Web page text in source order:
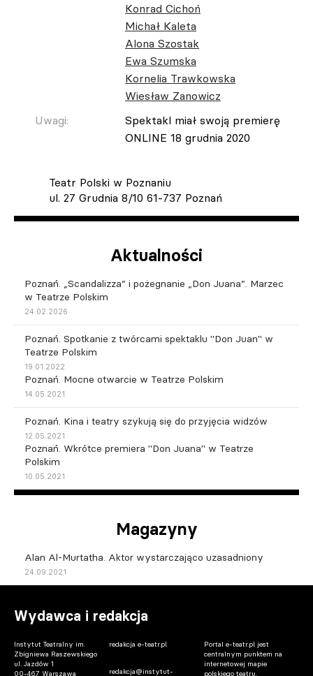
Konrad Cichoń
Michał Kaleta
Alona Szostak
Ewa Szumska
Kornelia Trawkowska
Wiesław Zanowicz
Uwagi:
Spektakl miał swoją premierę
ONLINE 18 grudnia 2020
Teatr Polski w Poznaniu
ul. 27 Grudnia 8/10 61-737 Poznań
Aktualności
Poznań. „Scandalizza” i pożegnanie „Don Juana”. Marzec
w Teatrze Polskim
24.02.2026
Poznań. Spotkanie z twórcami spektaklu "Don Juan" w
Teatrze Polskim
19.01.2022
Poznań. Mocne otwarcie w Teatrze Polskim
14.05.2021
Poznań. Kina i teatry szykują się do przyjęcia widzów
12.05.2021
Poznań. Wkrótce premiera "Don Juana" w Teatrze
Polskim
10.05.2021
Magazyny
Alan Al-Murtatha. Aktor wystarczająco uzasadniony
24.09.2021
Wydawca i redakcja
Instytut Teatralny im.
Zbigniewa Raszewskiego
ul. Jazdów 1
00-467 Warszawa
redakcja e-teatr.pl
redakcja@instytut-
Portal e-teatr.pl jest
centralnym punktem na
internetowej mapie
polskiego teatru.